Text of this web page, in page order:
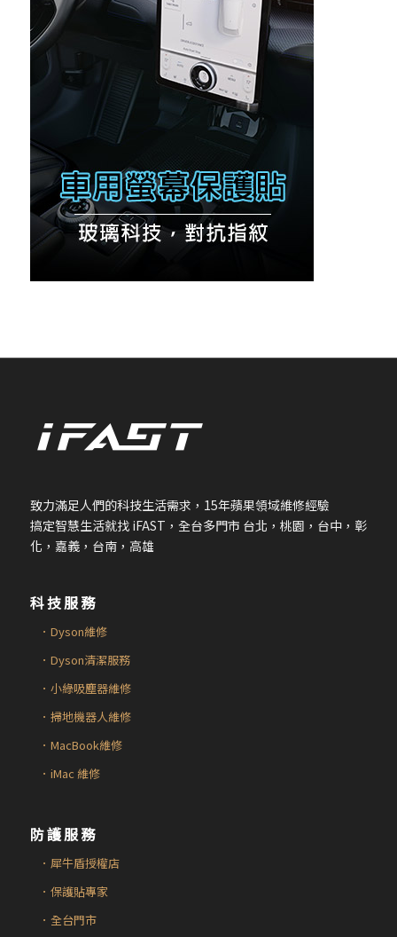
致力滿足人們的科技生活需求， 15年蘋果領域維修經驗
搞定智慧生活就找 iFAST ，全台多門市 台北，桃園，台中，彰
化，嘉義，台南，高雄
科技服務
．Dyson維修
．Dyson清潔服務
．小綠吸塵器維修
．掃地機器人維修
．MacBook維修
．iMac 維修
防護服務
．犀牛盾授權店
．保護貼專家
．全台門市